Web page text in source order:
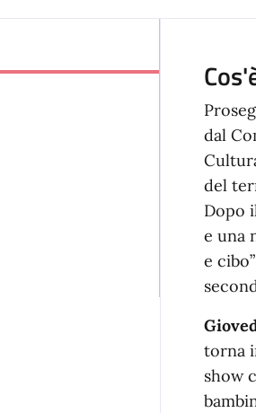
dal
del
Dopo
e una
e
torna
show